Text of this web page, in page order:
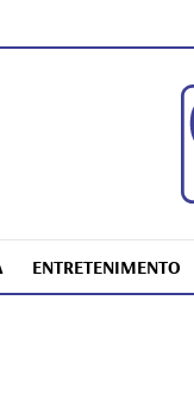
ENTRETENIMENTO